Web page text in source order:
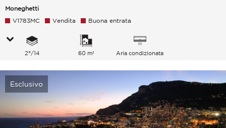
Moneghetti
V1783MC Vendita Buona entrata
2°/14 60 m² Aria condizionata
Esclusivo